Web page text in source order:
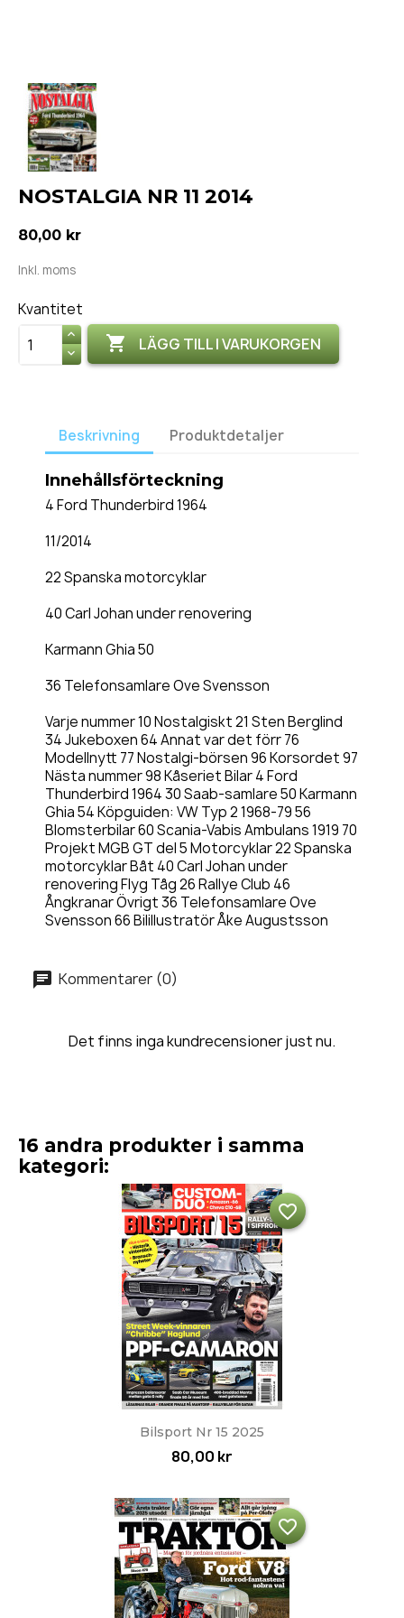
NOSTALGIA NR 11 2014
80,00 kr
Inkl. moms
Kvantitet
 LÄGG TILL I VARUKORGEN
Beskrivning Produktdetaljer
Innehållsförteckning
4 Ford Thunderbird 1964
11/2014
22 Spanska motorcyklar
40 Carl Johan under renovering
Karmann Ghia 50
36 Telefonsamlare Ove Svensson
Varje nummer 10 Nostalgiskt 21 Sten Berglind
34 Jukeboxen 64 Annat var det förr 76
Modellnytt 77 Nostalgi-börsen 96 Korsordet 97
Nästa nummer 98 Kåseriet Bilar 4 Ford
Thunderbird 1964 30 Saab-samlare 50 Karmann
Ghia 54 Köpguiden: VW Typ 2 1968-79 56
Blomsterbilar 60 Scania-Vabis Ambulans 1919 70
Projekt MGB GT del 5 Motorcyklar 22 Spanska
motorcyklar Båt 40 Carl Johan under
renovering Flyg Tåg 26 Rallye Club 46
Ångkranar Övrigt 36 Telefonsamlare Ove
Svensson 66 Bilillustratör Åke Augustsson
Kommentarer (0)
Det finns inga kundrecensioner just nu.
16 andra produkter i samma
kategori:
Bilsport Nr 15 2025
80,00 kr
favorite_border
favorite_border